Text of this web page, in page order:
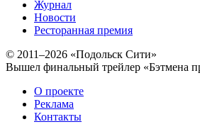
Журнал
Новости
Ресторанная премия
© 2011–2026 «Подольск Сити»
Вышел финальный трейлер «Бэтмена
О проекте
Реклама
Контакты